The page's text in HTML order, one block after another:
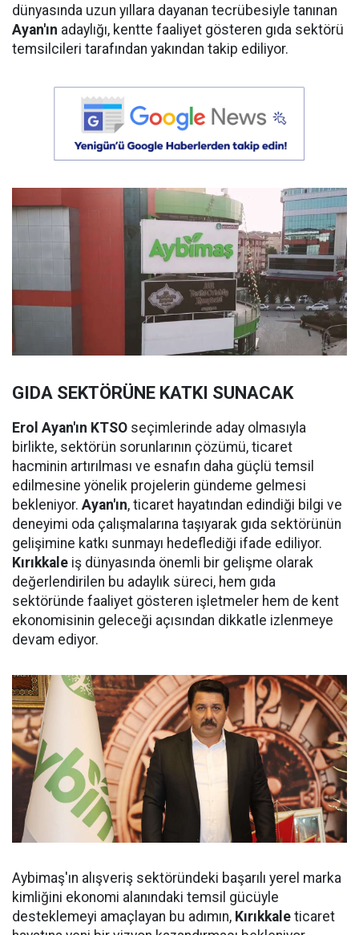
dünyasında uzun yıllara dayanan tecrübesiyle tanınan
Ayan'ın adaylığı, kentte faaliyet gösteren gıda sektörü
temsilcileri tarafından yakından takip ediliyor.
GIDA SEKTÖRÜNE KATKI SUNACAK
Erol Ayan'ın KTSO seçimlerinde aday olmasıyla
birlikte, sektörün sorunlarının çözümü, ticaret
hacminin artırılması ve esnafın daha güçlü temsil
edilmesine yönelik projelerin gündeme gelmesi
bekleniyor. Ayan'ın, ticaret hayatından edindiği bilgi ve
deneyimi oda çalışmalarına taşıyarak gıda sektörünün
gelişimine katkı sunmayı hedeflediği ifade ediliyor.
Kırıkkale iş dünyasında önemli bir gelişme olarak
değerlendirilen bu adaylık süreci, hem gıda
sektöründe faaliyet gösteren işletmeler hem de kent
ekonomisinin geleceği açısından dikkatle izlenmeye
devam ediyor.
Aybimaş'ın alışveriş sektöründeki başarılı yerel marka
kimliğini ekonomi alanındaki temsil gücüyle
desteklemeyi amaçlayan bu adımın, Kırıkkale ticaret